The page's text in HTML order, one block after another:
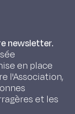
newsletter.
en place
l'Association,
et les